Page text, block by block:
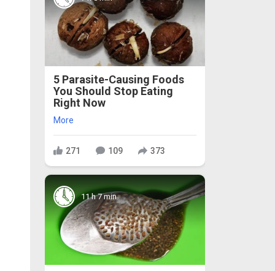
5 Parasite-Causing Foods
You Should Stop Eating
Right Now
More
271 109 373
11 h 7 min